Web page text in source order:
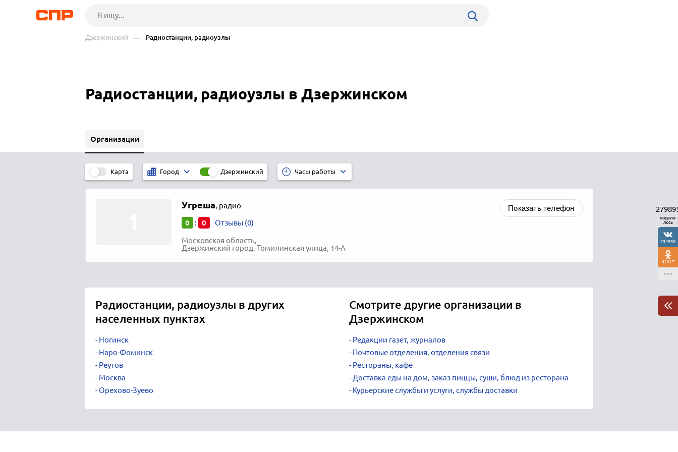
Дзержинский — Радиостанции, радиоузлы
Радиостанции, радиоузлы в Дзержинском
Организации
Карта Город Дзержинский Часы работы
Угреша, радио
0 : 0 Отзывы (0)
Московская область,
Дзержинский город, Томилинская улица, 14-А
Показать телефон
Радиостанции, радиоузлы в других
населенных пунктах
Ногинск
Наро-Фоминск
Реутов
Москва
Орехово-Зуево
Смотрите другие организации в
Дзержинском
Редакции газет, журналов
Почтовые отделения, отделения связи
Рестораны, кафе
Доставка еды на дом, заказ пиццы, суши, блюд из ресторана
Курьерские службы и услуги, службы доставки
подели-
лось
234990
42417